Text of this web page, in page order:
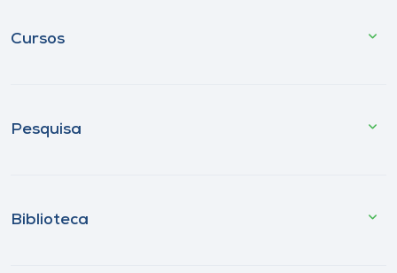
Cursos
Pesquisa
Biblioteca